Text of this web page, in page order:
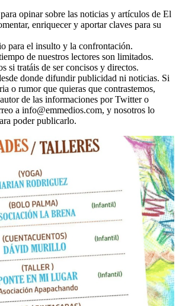
opinar sobre las noticias y artículos de El
enriquecer y aportar claves para su
para el insulto y la confrontación.
de nuestros lectores son limitados.
si tratáis de ser concisos y directos.
donde difundir publicidad ni noticias. Si
o rumor que quieras que contrastemos,
de las informaciones por Twitter o
a info@emmedios.com, y nosotros lo
poder publicarlo.